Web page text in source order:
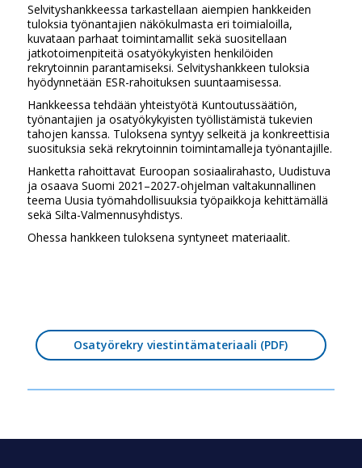
Selvityshankkeessa tarkastellaan aiempien hankkeiden
tuloksia työnantajien näkökulmasta eri toimialoilla,
kuvataan parhaat toimintamallit sekä suositellaan
jatkotoimenpiteitä osatyökykyisten henkilöiden
rekrytoinnin parantamiseksi. Selvityshankkeen tuloksia
hyödynnetään ESR-rahoituksen suuntaamisessa.
Hankkeessa tehdään yhteistyötä Kuntoutussäätiön,
työnantajien ja osatyökykyisten työllistämistä tukevien
tahojen kanssa. Tuloksena syntyy selkeitä ja konkreettisia
suosituksia sekä rekrytoinnin toimintamalleja työnantajille.
Hanketta rahoittavat Euroopan sosiaalirahasto, Uudistuva
ja osaava Suomi 2021–2027-ohjelman valtakunnallinen
teema Uusia työmahdollisuuksia työpaikkoja kehittämällä
sekä Silta-Valmennusyhdistys.
Ohessa hankkeen tuloksena syntyneet materiaalit.
Osatyörekry viestintämateriaali (PDF)